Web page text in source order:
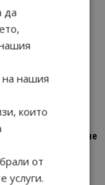
– Изживяване
да
на нашия
които
от
услуги.